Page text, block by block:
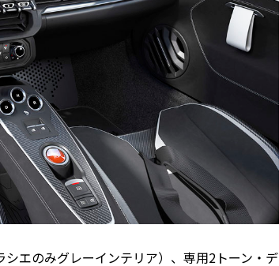
エのみグレーインテリア）、専用2トーン・デ